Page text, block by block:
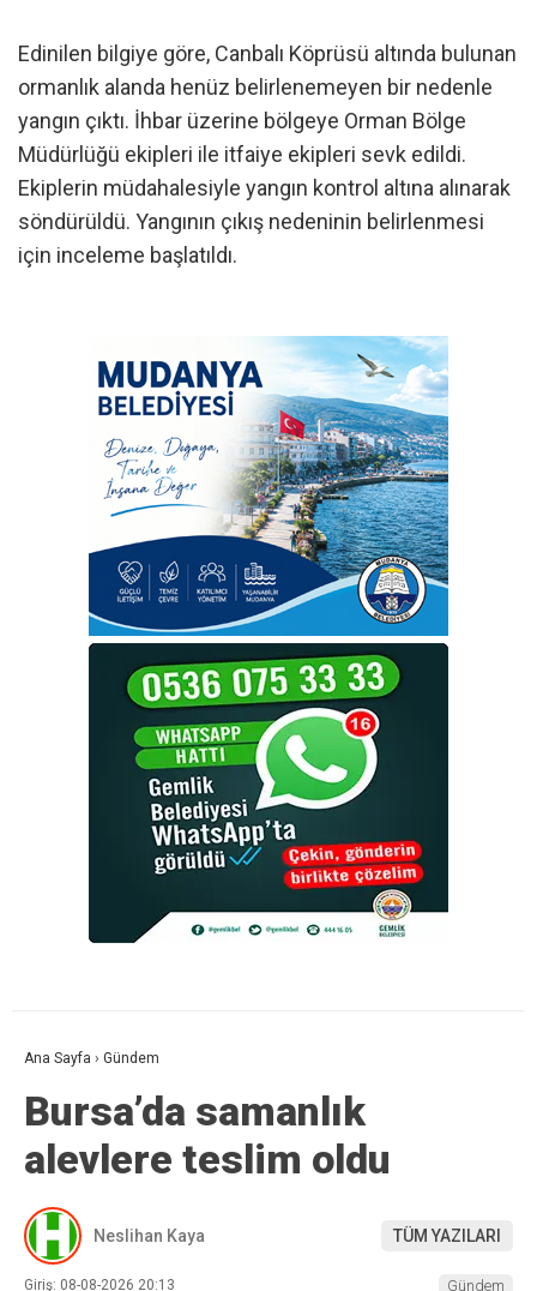
Edinilen bilgiye göre, Canbalı Köprüsü altında bulunan
ormanlık alanda henüz belirlenemeyen bir nedenle
yangın çıktı. İhbar üzerine bölgeye Orman Bölge
Müdürlüğü ekipleri ile itfaiye ekipleri sevk edildi.
Ekiplerin müdahalesiyle yangın kontrol altına alınarak
söndürüldü. Yangının çıkış nedeninin belirlenmesi
için inceleme başlatıldı.
Ana Sayfa › Gündem
Bursa’da samanlık
alevlere teslim oldu
Neslihan Kaya TÜM YAZILARI
Giriş: 08-08-2026 20:13 Gündem